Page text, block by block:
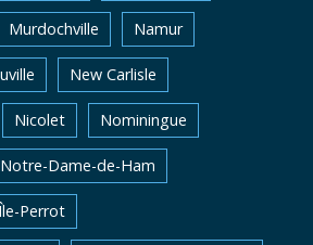
Murdochville Namur
New Carlisle
Nicolet Nominingue
Notre-Dame-de-Ham
Perrot